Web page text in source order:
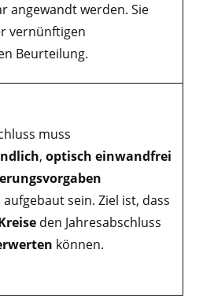
angewandt werden. Sie
vernünftigen
Beurteilung.
muss
, optisch einwandfrei
aufgebaut sein. Ziel ist, dass
den Jahresabschluss
können.